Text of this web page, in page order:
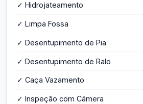
✓ Hidrojateamento
✓ Limpa Fossa
✓ Desentupimento de Pia
✓ Desentupimento de Ralo
✓ Caça Vazamento
✓ Inspeção com Câmera